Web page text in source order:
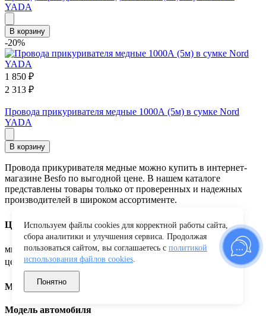
YADA
В корзину
-20%
1 850 ₽
2 313 ₽
Провода прикуривателя медные 1000А (5м) в сумке Nord
YADA
В корзину
Провода прикуривателя медные можно купить в интернет-
магазине Besfo по выгодной цене. В нашем каталоге
представлены товары только от проверенных и надежных
производителей в широком ассортименте.
Цена, ₽
минимальная цена
максимальная
цена
Марка автомобиля
Модель автомобиля
Используем файлы cookies для корректной работы сайта,
сбора аналитики и улучшения сервиса. Продолжая
пользоваться сайтом, вы соглашаетесь с политикой
использования файлов cookies.
Понятно